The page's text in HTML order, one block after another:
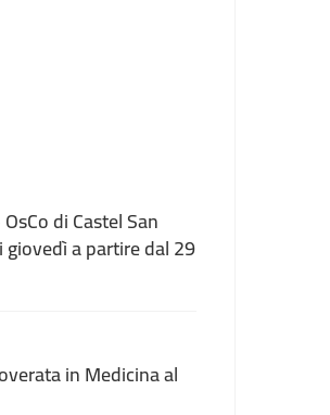
di Castel San
a partire dal 29
in Medicina al